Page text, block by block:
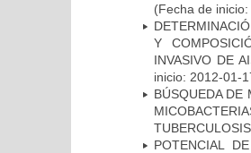
(Fecha de
Y
INVASIVO DE
inicio: 2012-01-
BÚSQUEDA DE
POTENCIAL